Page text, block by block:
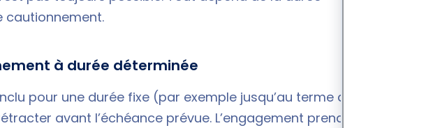
cautionnement.
à durée déterminée
pour une durée fixe (par exemple jusqu’au terme du bail
avant l’échéance prévue. L’engagement prend fin